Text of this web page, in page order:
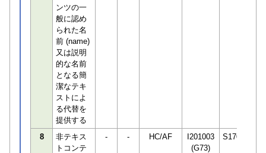
ンツの一
般に認め
られた名
前 (name)
又は説明
的な名前
となる簡
潔なテキ
ストによ
る代替を
提供する
8
非テキス
トコンテ
- - HC/AF
I201003
(G73)
S170294